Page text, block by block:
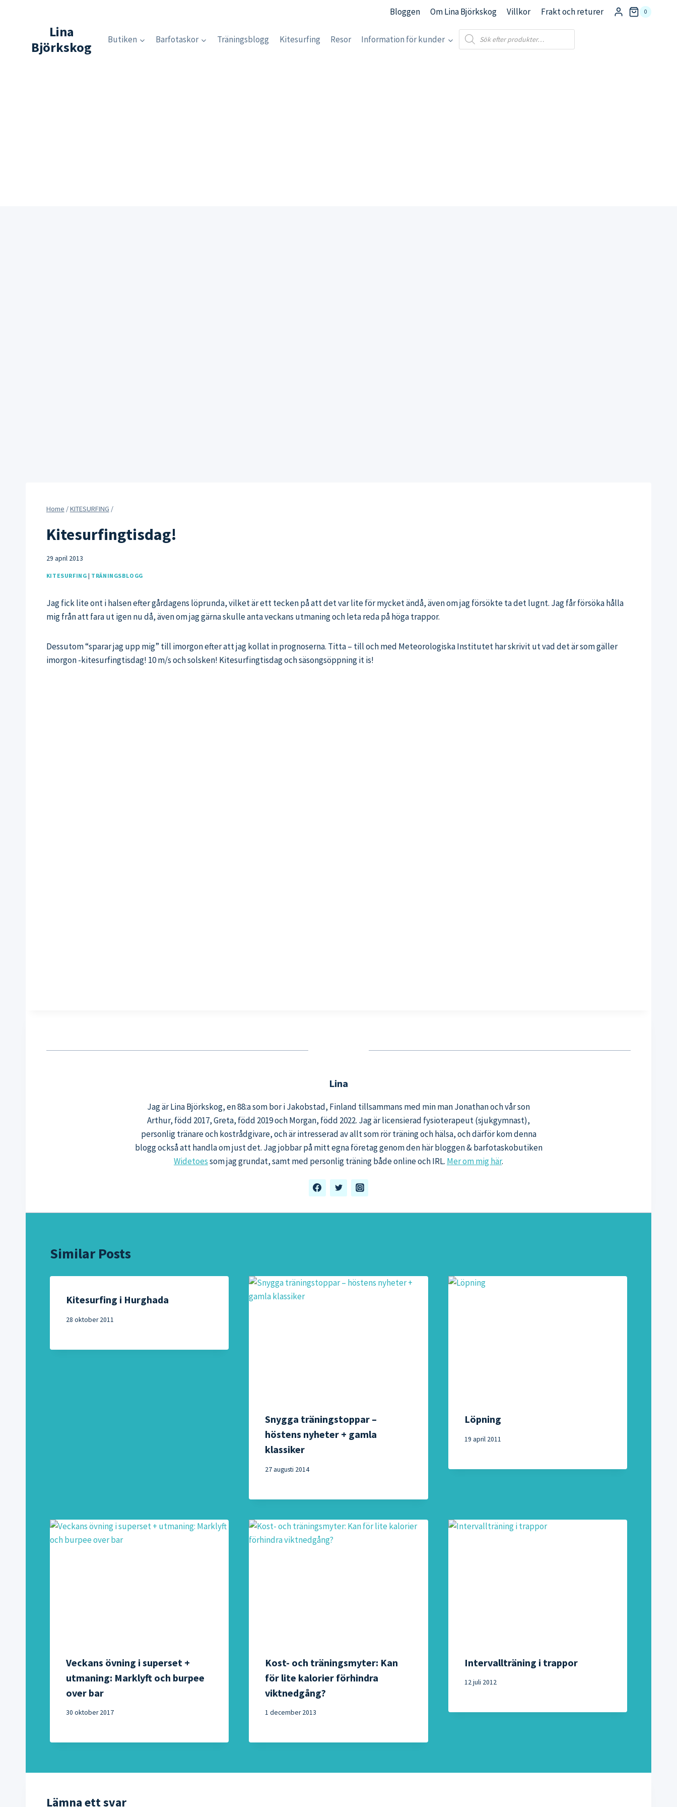
Bloggen Om Lina Björkskog Villkor Frakt och returer 0
Lina
Björkskog
Butiken Barfotaskor Träningsblogg Kitesurfing Resor Information för kunder
Products
search
Home /KITESURFING /
Kitesurfingtisdag!
29 april 2013
KITESURFING | TRÄNINGSBLOGG
Jag fick lite ont i halsen efter gårdagens löprunda, vilket är ett tecken på att det var lite för mycket ändå, även om jag försökte ta det lugnt. Jag får försöka hålla
mig från att fara ut igen nu då, även om jag gärna skulle anta veckans utmaning och leta reda på höga trappor.
Dessutom “sparar jag upp mig” till imorgon efter att jag kollat in prognoserna. Titta – till och med Meteorologiska Institutet har skrivit ut vad det är som gäller
imorgon -kitesurfingtisdag! 10 m/s och solsken! Kitesurfingtisdag och säsongsöppning it is!
Lina
Jag är Lina Björkskog, en 88:a som bor i Jakobstad, Finland tillsammans med min man Jonathan och vår son
Arthur, född 2017, Greta, född 2019 och Morgan, född 2022. Jag är licensierad fysioterapeut (sjukgymnast),
personlig tränare och kostrådgivare, och är intresserad av allt som rör träning och hälsa, och därför kom denna
blogg också att handla om just det. Jag jobbar på mitt egna företag genom den här bloggen & barfotaskobutiken
Widetoessom jag grundat, samt med personlig träning både online och IRL. Mer om mig här.
Similar Posts
Kitesurfing i Hurghada
28 oktober 2011
Snygga träningstoppar –
höstens nyheter + gamla
klassiker
27 augusti 2014
Löpning
19 april 2011
Veckans övning i superset +
utmaning: Marklyft och burpee
over bar
30 oktober 2017
Kost- och träningsmyter: Kan
för lite kalorier förhindra
viktnedgång?
1 december 2013
Intervallträning i trappor
12 juli 2012
Lämna ett svar